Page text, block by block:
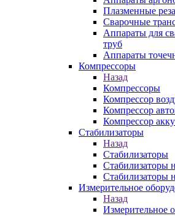
Плазменные
Сварочные
Аппараты для
труб
Аппараты
Компрессоры
Назад
Компрессоры
Компрессор
Компрессор
Компрессор
Стабилизаторы
Назад
Стабилизаторы
Стабилизаторы
Стабилизаторы
Измерительное
Назад
Измерительное